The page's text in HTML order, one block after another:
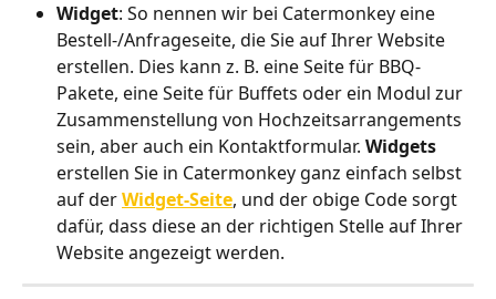
Widget: So nennen wir bei Catermonkey eine
Bestell-/Anfrageseite, die Sie auf Ihrer Website
erstellen. Dies kann z. B. eine Seite für BBQ-
Pakete, eine Seite für Buffets oder ein Modul zur
Zusammenstellung von Hochzeitsarrangements
sein, aber auch ein Kontaktformular. Widgets
erstellen Sie in Catermonkey ganz einfach selbst
auf der Widget-Seite, und der obige Code sorgt
dafür, dass diese an der richtigen Stelle auf Ihrer
Website angezeigt werden.